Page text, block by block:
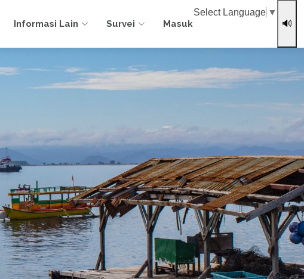
Informasi Lain Survei Masuk
Select Language ▼
🔊